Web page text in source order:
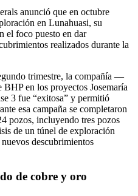
anunció que en octubre
en Lunahuasi, su
el foco puesto en dar
realizados durante la
trimestre, la compañía —
en los proyectos Josemaría
3 fue “exitosa” y permitió
esa campaña se completaron
pozos, incluyendo tres pozos
de un túnel de exploración
descubrimientos
de cobre y oro